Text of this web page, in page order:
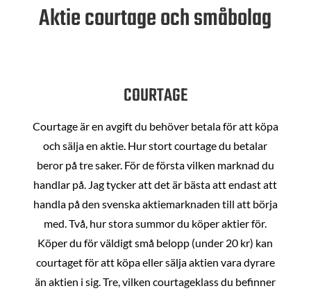
Aktie courtage och småbolag
COURTAGE
Courtage är en avgift du behöver betala för att köpa
och sälja en aktie. Hur stort courtage du betalar
beror på tre saker. För de första vilken marknad du
handlar på. Jag tycker att det är bästa att endast att
handla på den svenska aktiemarknaden till att börja
med. Två, hur stora summor du köper aktier för.
Köper du för väldigt små belopp (under 20 kr) kan
courtaget för att köpa eller sälja aktien vara dyrare
än aktien i sig. Tre, vilken courtageklass du befinner